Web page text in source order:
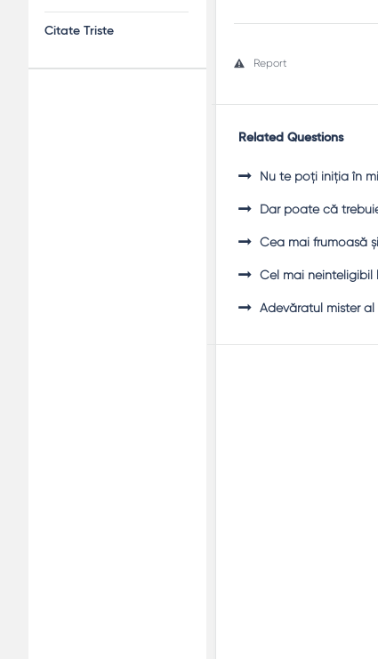
Report
Related Questions
Nu te poţi iniţia în
Dar poate că
Cea mai frumoasă
Cel mai neinteligibil
Adevăratul mister al
Citate Triste